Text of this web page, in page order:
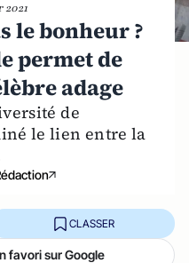
2021
le bonheur ?
permet de
adage
de
le lien entre la
CLASSER
favori sur Google